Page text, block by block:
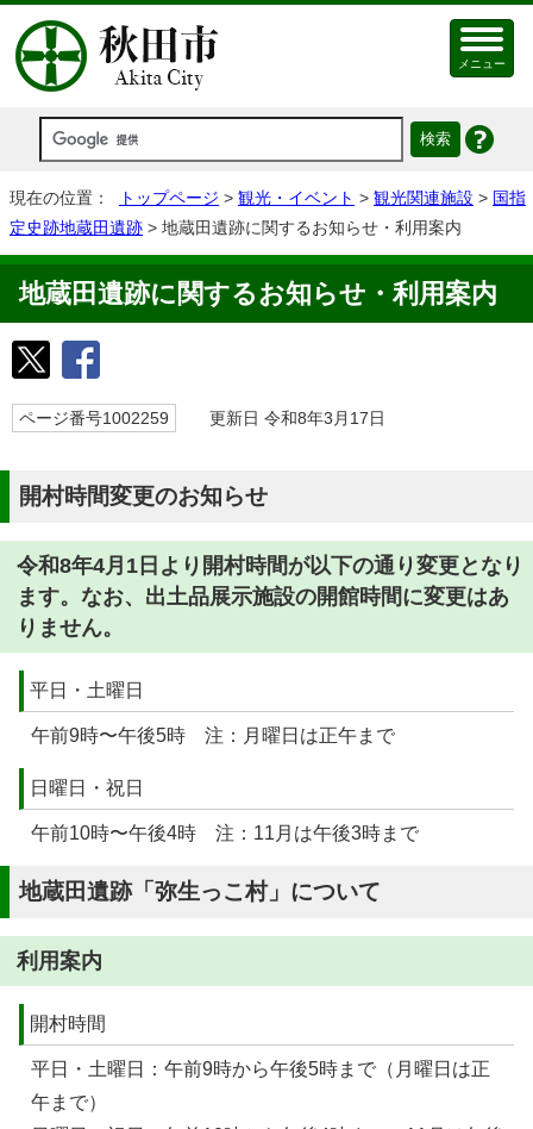
メニュー
現在の位置： トップページ > 観光・イベント > 観光関連施設 > 国指
定史跡地蔵田遺跡 > 地蔵田遺跡に関するお知らせ・利用案内
地蔵田遺跡に関するお知らせ・利用案内
ページ番号1002259 更新日 令和8年3月17日
開村時間変更のお知らせ
令和8年4月1日より開村時間が以下の通り変更となり
ます。なお、出土品展示施設の開館時間に変更はあ
りません。
平日・土曜日
午前9時〜午後5時 注：月曜日は正午まで
日曜日・祝日
午前10時〜午後4時 注：11月は午後3時まで
地蔵田遺跡「弥生っこ村」について
利用案内
開村時間
平日・土曜日：午前9時から午後5時まで（月曜日は正
午まで）